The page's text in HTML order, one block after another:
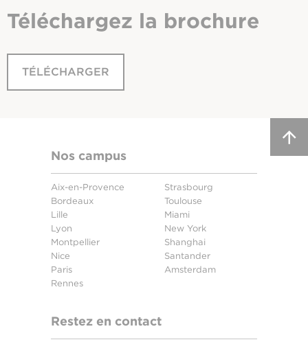
Téléchargez la brochure
TÉLÉCHARGER
Nos campus
Aix-en-Provence
Bordeaux
Lille
Lyon
Montpellier
Nice
Paris
Rennes
Strasbourg
Toulouse
Miami
New York
Shanghai
Santander
Amsterdam
Restez en contact